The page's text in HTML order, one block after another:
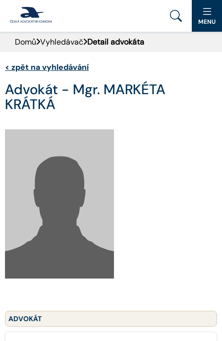
PORTÁL ČAK
DOMŮ
AKTUALITY
ADVOKÁTNÍ DENÍK
KONTAKT
MENU
Domů Vyhledávač Detail advokáta
< zpět na vyhledávání
Advokát - Mgr. MARKÉTA
KRÁTKÁ
ADVOKÁT